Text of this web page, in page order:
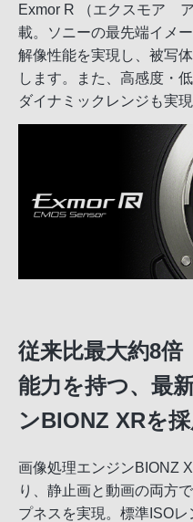
Exmor R （エクスモア
載。ソニーの最先端イメ
解像性能を実現し、被写
します。また、高感度・
ダイナミックレンジも実現
従来比最大約8倍
能力を持つ、最
ンBIONZ XRを採
画像処理エンジンBIONZ
り、静止画と動画の両方
プネスを実現。標準ISOレ